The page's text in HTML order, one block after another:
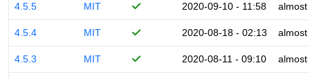
4.5.5 MIT 2020-09-10 - 11:58 almost
4.5.4 MIT 2020-08-18 - 02:13 almost
4.5.3 MIT 2020-08-11 - 09:10 almost